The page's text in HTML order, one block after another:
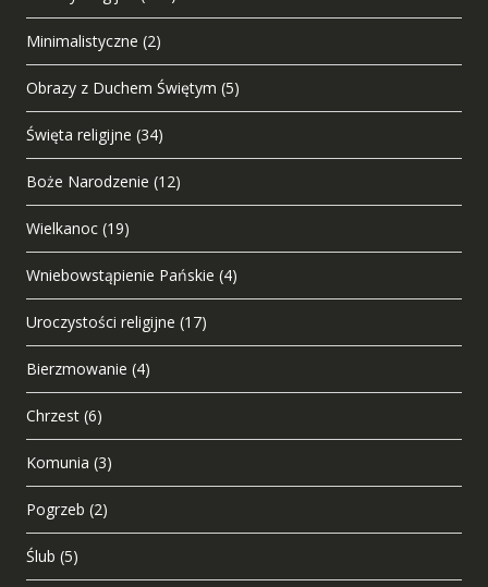
Minimalistyczne (2)
Obrazy z Duchem Świętym (5)
Święta religijne (34)
Boże Narodzenie (12)
Wielkanoc (19)
Wniebowstąpienie Pańskie (4)
Uroczystości religijne (17)
Bierzmowanie (4)
Chrzest (6)
Komunia (3)
Pogrzeb (2)
Ślub (5)